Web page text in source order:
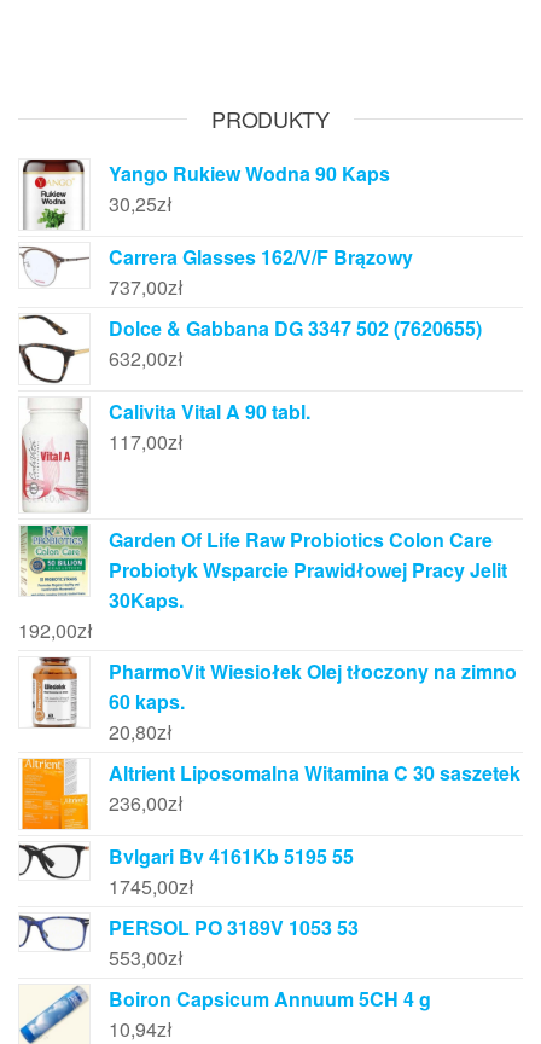
PRODUKTY
Yango Rukiew Wodna 90 Kaps
30,25zł
Carrera Glasses 162/V/F Brązowy
737,00zł
Dolce & Gabbana DG 3347 502 (7620655)
632,00zł
Calivita Vital A 90 tabl.
117,00zł
Garden Of Life Raw Probiotics Colon Care
Probiotyk Wsparcie Prawidłowej Pracy Jelit
30Kaps.
192,00zł
PharmoVit Wiesiołek Olej tłoczony na zimno
60 kaps.
20,80zł
Altrient Liposomalna Witamina C 30 saszetek
236,00zł
Bvlgari Bv 4161Kb 5195 55
1745,00zł
PERSOL PO 3189V 1053 53
553,00zł
Boiron Capsicum Annuum 5CH 4 g
10,94zł